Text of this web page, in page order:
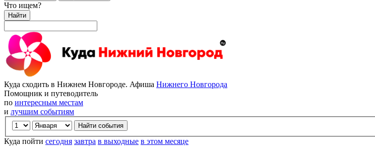
Что ищем?
Найти
Куда сходить в Нижнем Новгороде. Афиша Нижнего Новгорода
Помощник и путеводитель
по интересным местам
и лучшим событиям
Куда пойти сегодня завтра в выходные в этом месяце